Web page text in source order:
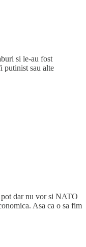
si le-au fost
putinist sau alte
pot dar nu vor si NATO
Asa ca o sa fim